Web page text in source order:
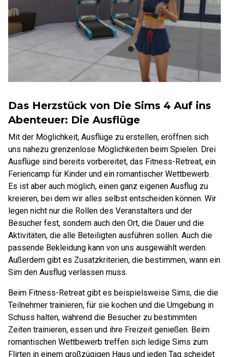
Das Herzstück von Die Sims 4 Auf ins
Abenteuer: Die Ausflüge
Mit der Möglichkeit, Ausflüge zu erstellen, eröffnen sich
uns nahezu grenzenlose Möglichkeiten beim Spielen. Drei
Ausflüge sind bereits vorbereitet, das Fitness-Retreat, ein
Feriencamp für Kinder und ein romantischer Wettbewerb.
Es ist aber auch möglich, einen ganz eigenen Ausflug zu
kreieren, bei dem wir alles selbst entscheiden können. Wir
legen nicht nur die Rollen des Veranstalters und der
Besucher fest, sondern auch den Ort, die Dauer und die
Aktivitäten, die alle Beteiligten ausführen sollen. Auch die
passende Bekleidung kann von uns ausgewählt werden.
Außerdem gibt es Zusatzkriterien, die bestimmen, wann ein
Sim den Ausflug verlassen muss.
Beim Fitness-Retreat gibt es beispielsweise Sims, die die
Teilnehmer trainieren, für sie kochen und die Umgebung in
Schuss halten, während die Besucher zu bestimmten
Zeiten trainieren, essen und ihre Freizeit genießen. Beim
romantischen Wettbewerb treffen sich ledige Sims zum
Flirten in einem großzügigen Haus und jeden Tag scheidet